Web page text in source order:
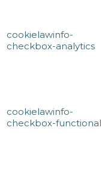
cookielawinfo-
checkbox-analytics
cookielawinfo-
checkbox-functional